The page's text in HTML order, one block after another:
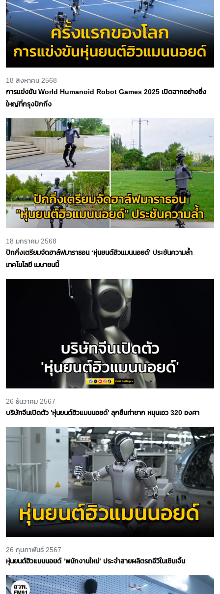
18 สิงหาคม 2568
การแข่งขัน World Humanoid Robot Games 2025 เปิดฉากอย่างยิ่ง
ใหญ่ที่กรุงปักกิ่ง
18 มกราคม 2568
ปักกิ่งเตรียมจัดฮาล์ฟมาราธอน ‘หุ่นยนต์ฮิวแมนนอยด์’ ประชันความล้ำ
เทคโนโลยี เมษายนนี้
26 ธันวาคม 2567
บริษัทจีนเปิดตัว 'หุ่นยนต์ฮิวแมนนอยด์' ลุกยืนท่ายาก หมุนเอว 320 องศา
26 กุมภาพันธ์ 2567
หุ่นยนต์ฮิวแมนนอยด์ ‘พนักงานใหม่’ ประจำสายผลิตรถอีวีในเซินเจิ้น